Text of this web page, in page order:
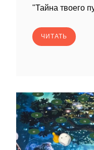
"Тайна твоего
ЧИТАТЬ